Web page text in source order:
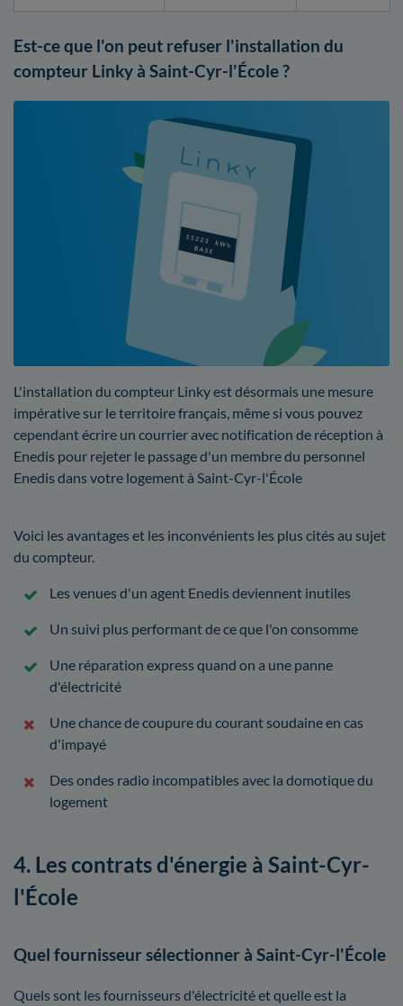
Est-ce que l'on peut refuser l'installation du
compteur Linky à Saint-Cyr-l'École ?
L'installation du compteur Linky est désormais une mesure
impérative sur le territoire français, même si vous pouvez
cependant écrire un courrier avec notification de réception à
Enedis pour rejeter le passage d'un membre du personnel
Enedis dans votre logement à Saint-Cyr-l'École
Voici les avantages et les inconvénients les plus cités au sujet
du compteur.
Les venues d'un agent Enedis deviennent inutiles
Un suivi plus performant de ce que l'on consomme
Une réparation express quand on a une panne
d'électricité
Une chance de coupure du courant soudaine en cas
d'impayé
Des ondes radio incompatibles avec la domotique du
logement
4. Les contrats d'énergie à Saint-Cyr-
l'École
Quel fournisseur sélectionner à Saint-Cyr-l'École
Quels sont les fournisseurs d'électricité et quelle est la